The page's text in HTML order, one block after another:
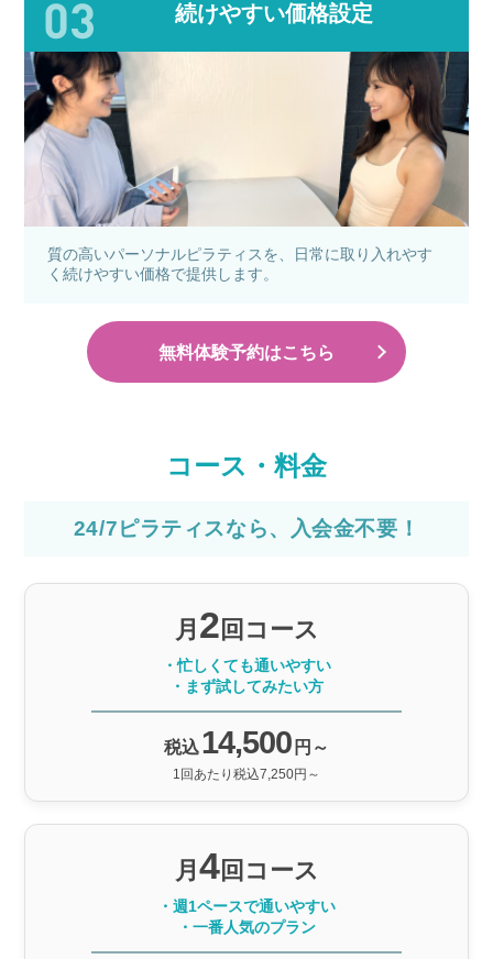
続けやすい価格設定
質の高いパーソナルピラティスを、日常に取り入れやす
く続けやすい価格で提供します。
無料体験予約はこちら
コース・料金
24/7ピラティスなら、入会金不要！
月 2 回コース
・忙しくても通いやすい
・まず試してみたい方
税込 14,500 円～
1回あたり税込7,250円～
月 4回コース
・週1ペースで通いやすい
・一番人気のプラン